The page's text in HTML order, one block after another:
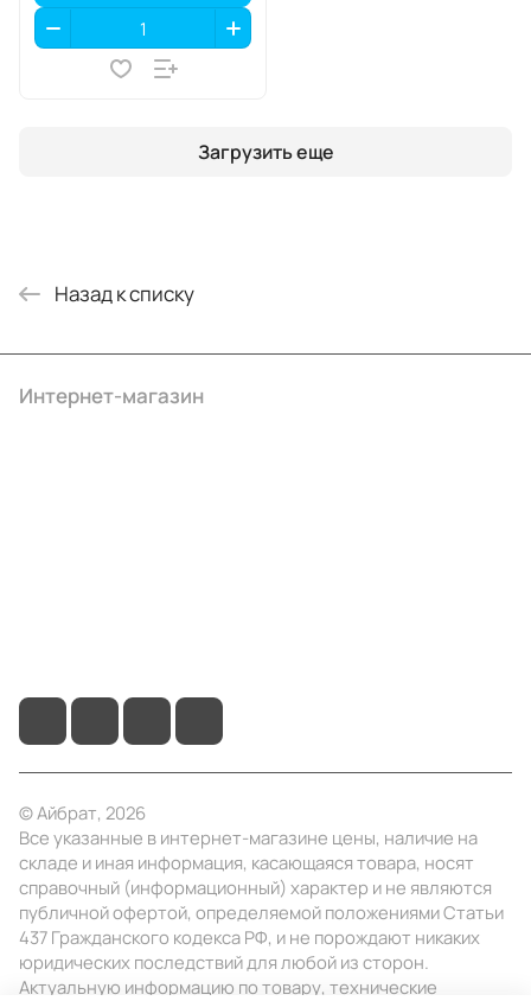
Загрузить еще
Назад к списку
Интернет-магазин
© Айбрат, 2026
Все указанные в интернет-магазине цены, наличие на
складе и иная информация, касающаяся товара, носят
справочный (информационный) характер и не являются
публичной офертой, определяемой положениями Статьи
437 Гражданского кодекса РФ, и не порождают никаких
юридических последствий для любой из сторон.
Актуальную информацию по товару, технические